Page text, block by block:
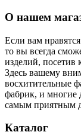
О нашем
Если вам
то вы всегда
изделий,
Здесь вашему
восхитительные
фабрик, и многие
самым приятным
Каталог